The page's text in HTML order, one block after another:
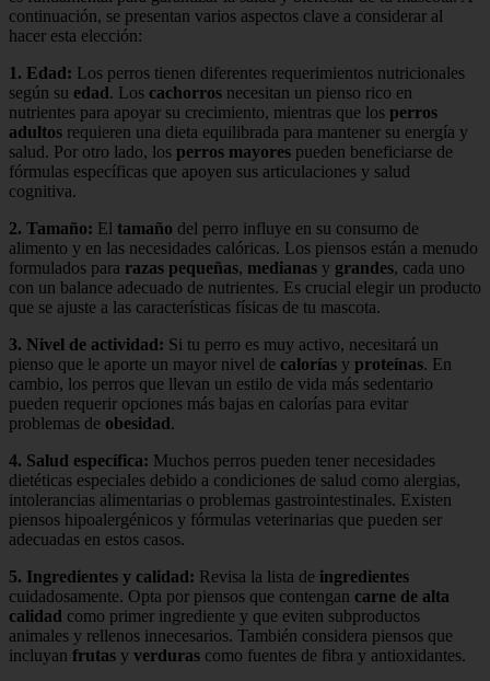
continuación, se presentan varios aspectos clave a considerar al
hacer esta elección:
1. Edad: Los perros tienen diferentes requerimientos nutricionales
según su edad. Los cachorros necesitan un pienso rico en
nutrientes para apoyar su crecimiento, mientras que los perros
adultos requieren una dieta equilibrada para mantener su energía y
salud. Por otro lado, los perros mayores pueden beneficiarse de
fórmulas específicas que apoyen sus articulaciones y salud
cognitiva.
2. Tamaño: El tamaño del perro influye en su consumo de
alimento y en las necesidades calóricas. Los piensos están a menudo
formulados para razas pequeñas, medianas y grandes, cada uno
con un balance adecuado de nutrientes. Es crucial elegir un producto
que se ajuste a las características físicas de tu mascota.
3. Nivel de actividad: Si tu perro es muy activo, necesitará un
pienso que le aporte un mayor nivel de calorías y proteínas. En
cambio, los perros que llevan un estilo de vida más sedentario
pueden requerir opciones más bajas en calorías para evitar
problemas de obesidad.
4. Salud específica: Muchos perros pueden tener necesidades
dietéticas especiales debido a condiciones de salud como alergias,
intolerancias alimentarias o problemas gastrointestinales. Existen
piensos hipoalergénicos y fórmulas veterinarias que pueden ser
adecuadas en estos casos.
5. Ingredientes y calidad: Revisa la lista de ingredientes
cuidadosamente. Opta por piensos que contengan carne de alta
calidad como primer ingrediente y que eviten subproductos
animales y rellenos innecesarios. También considera piensos que
incluyan frutas y verduras como fuentes de fibra y antioxidantes.